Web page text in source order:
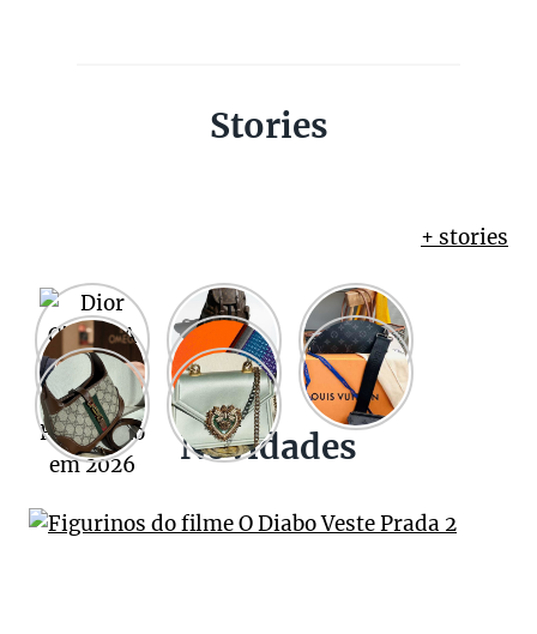
Stories
+ stories
Novidades